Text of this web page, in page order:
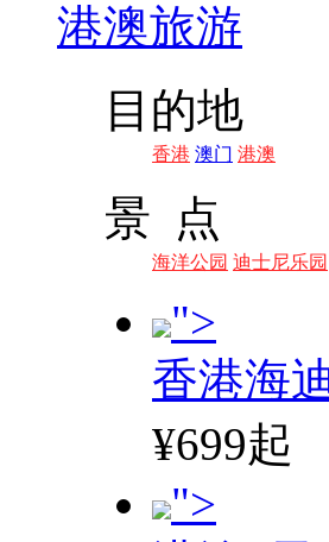
港澳旅游
目的地
香港 澳门 港澳
景 点
海洋公园 迪士尼乐园
">
香港海
¥699起
">